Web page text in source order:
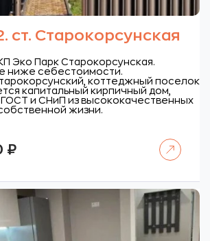
ст. Старокорсунская
Эко Парк Старокорсунская.
ниже себестоимости.
коттеджный поселок
капитальный кирпичный дом,
и СНиП из высококачественных
жизни.
₽